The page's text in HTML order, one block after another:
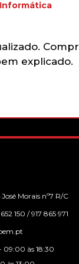
21 XL PRETO
Informática
explicado.
Morais nº7 R/C
150 / 917 865 971
09:00 às 18:30